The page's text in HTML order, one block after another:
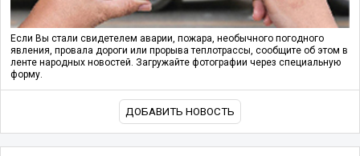
Если Вы стали свидетелем аварии, пожара, необычного погодного
явления, провала дороги или прорыва теплотрассы, сообщите об этом в
ленте народных новостей. Загружайте фотографии через специальную
форму.
ДОБАВИТЬ НОВОСТЬ